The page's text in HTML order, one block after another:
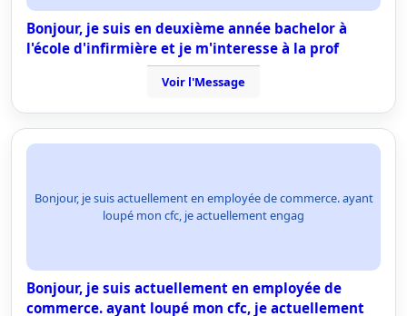
Bonjour, je suis en deuxième année bachelor à
l'école d'infirmière et je m'interesse à la prof
Voir l'Message
Bonjour, je suis actuellement en employée de commerce. ayant
loupé mon cfc, je actuellement engag
Bonjour, je suis actuellement en employée de
commerce. ayant loupé mon cfc, je actuellement